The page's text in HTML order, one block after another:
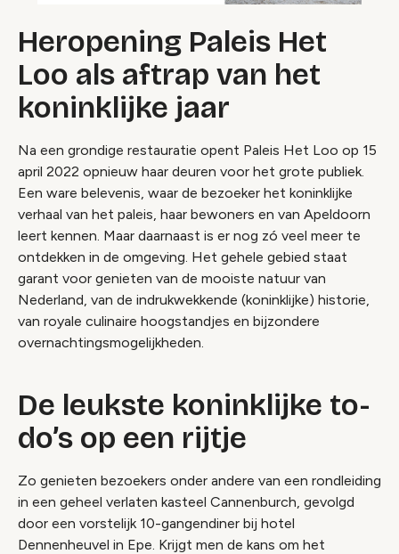
Heropening Paleis Het
Loo als aftrap van het
koninklijke jaar
Na een grondige restauratie opent Paleis Het Loo op 15
april 2022 opnieuw haar deuren voor het grote publiek.
Een ware belevenis, waar de bezoeker het koninklijke
verhaal van het paleis, haar bewoners en van Apeldoorn
leert kennen. Maar daarnaast is er nog zó veel meer te
ontdekken in de omgeving. Het gehele gebied staat
garant voor genieten van de mooiste natuur van
Nederland, van de indrukwekkende (koninklijke) historie,
van royale culinaire hoogstandjes en bijzondere
overnachtingsmogelijkheden.
De leukste koninklijke to-
do’s op een rijtje
Zo genieten bezoekers onder andere van een rondleiding
in een geheel verlaten kasteel Cannenburch, gevolgd
door een vorstelijk 10-gangendiner bij hotel
Dennenheuvel in Epe. Krijgt men de kans om het